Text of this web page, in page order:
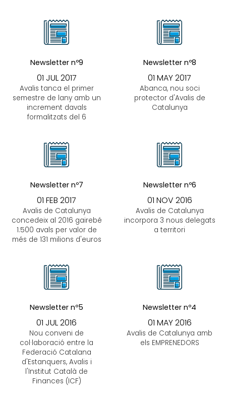
Newsletter nº9
01 JUL 2017
Avalis tanca el primer
semestre de lany amb un
increment davals
formalitzats del 6
Newsletter nº8
01 MAY 2017
Abanca, nou soci
protector d'Avalis de
Catalunya
Newsletter nº7
01 FEB 2017
Avalis de Catalunya
concedeix al 2016 gairebé
1.500 avals per valor de
més de 131 milions d'euros
Newsletter nº6
01 NOV 2016
Avalis de Catalunya
incorpora 3 nous delegats
a territori
Newsletter nº5
01 JUL 2016
Nou conveni de
col·laboració entre la
Federació Catalana
d'Estanquers, Avalis i
l'Institut Català de
Finances (ICF)
Newsletter nº4
01 MAY 2016
Avalis de Catalunya amb
els EMPRENEDORS